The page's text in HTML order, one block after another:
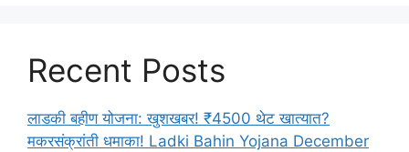
2024
Recent Posts
लाडकी बहीण योजना: खुशखबर! ₹4500 थेट खात्यात?
मकरसंक्रांती धमाका! Ladki Bahin Yojana December